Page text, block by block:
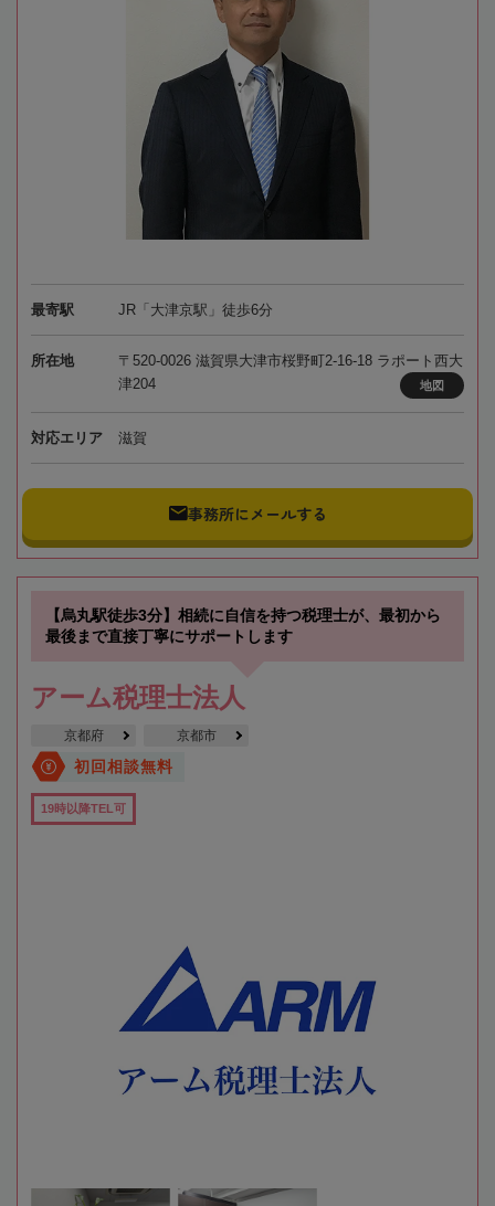
最寄駅 JR「大津京駅」徒歩6分
所在地
〒520-0026 滋賀県大津市桜野町2-16-18 ラポート西大
津204
地図
対応エリア 滋賀
事務所にメールする
【烏丸駅徒歩3分】相続に自信を持つ税理士が、最初から
最後まで直接丁寧にサポートします
アーム税理士法人
京都府 京都市
初回相談無料
19時以降TEL可